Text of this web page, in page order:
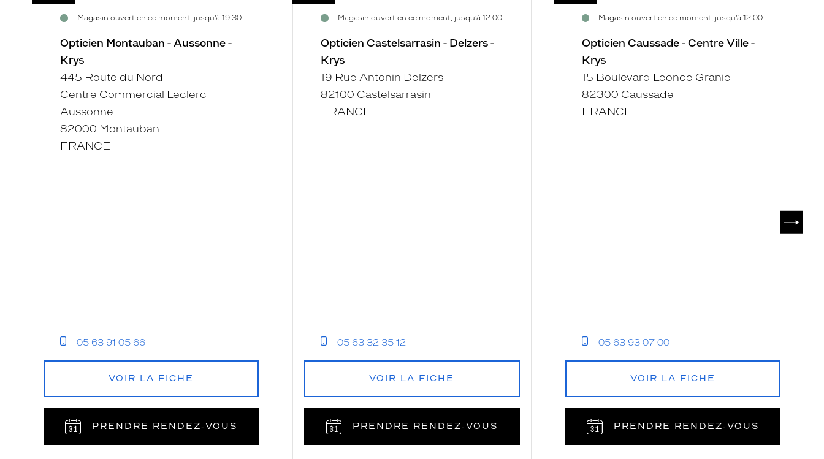
Opticien
Montauban
Aussonne
Magasin ouvert en ce moment, jusqu’à 19:30
Voir
Opticien Montauban - Aussonne -
Krys
445 Route du Nord
Centre Commercial Leclerc
Aussonne
82000 Montauban
FRANCE
05 63 91 05 66
VOIR LA FICHE
PRENDRE RENDEZ‑VOUS
Opticien
Castelsarrasin
Delzers
Magasin ouvert en ce moment, jusqu’à 12:00
Voir
Opticien Castelsarrasin - Delzers -
Krys
19 Rue Antonin Delzers
82100 Castelsarrasin
FRANCE
05 63 32 35 12
VOIR LA FICHE
PRENDRE RENDEZ‑VOUS
Opticien
CaussadeMagasin ouvert en ce moment, jusqu’à 12:00
Voir
Opticien Caussade - Centre Ville -
Krys
15 Boulevard Leonce Granie
82300 Caussade
FRANCE
05 63 93 07 00
VOIR LA FICHE
PRENDRE RENDEZ‑VOUS